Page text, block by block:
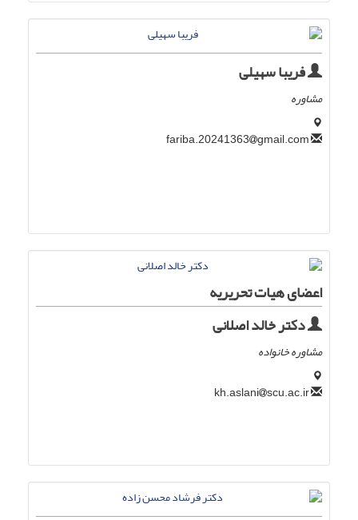
فریبا سهیلی
مشاوره
gmail.com
اعضای هیات تحریریه
دکتر خالد اصلانی
مشاوره خانواده
scu.ac.ir